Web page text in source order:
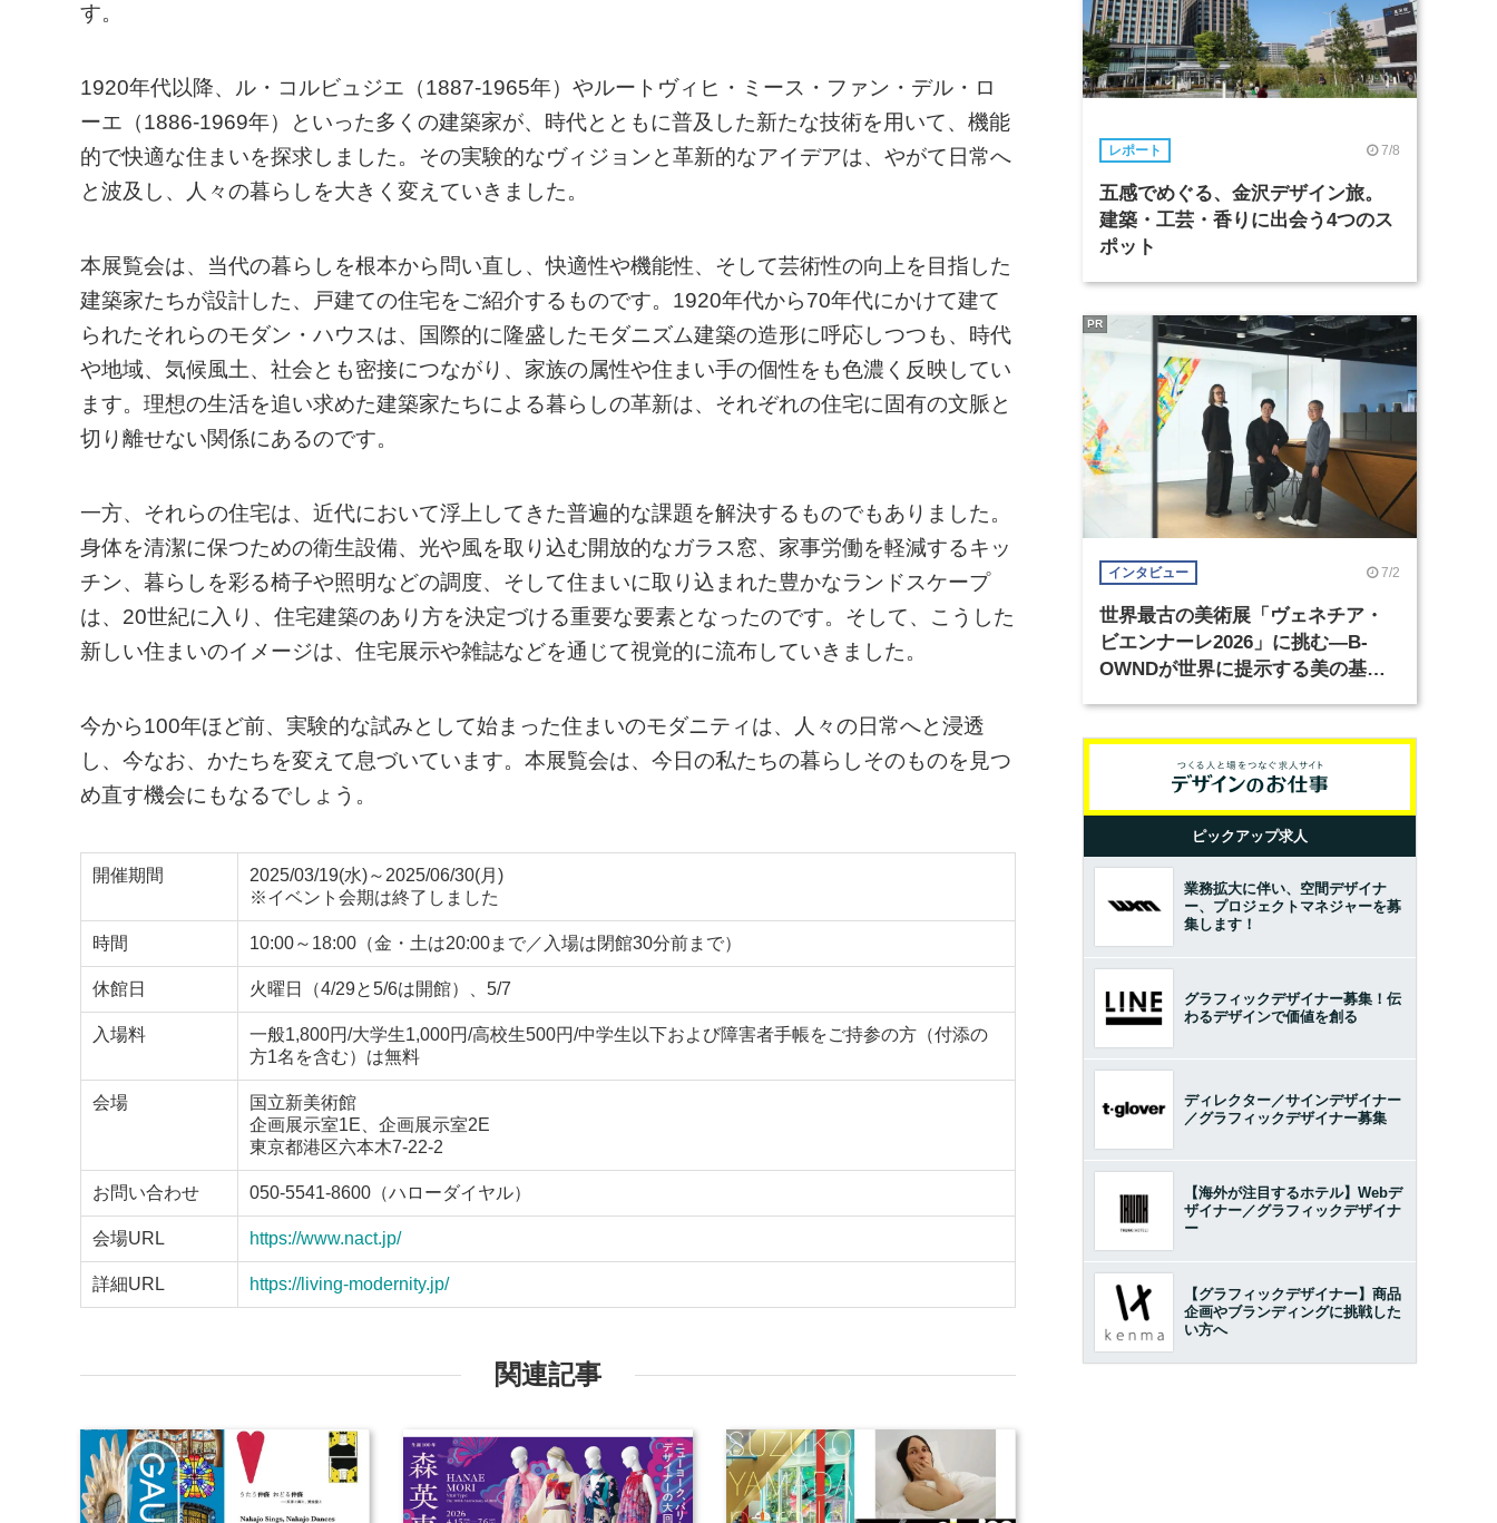
す。
1920年代以降、ル・コルビュジエ（1887-1965年）やルートヴィヒ・ミース・ファン・デル・ロ
ーエ（1886-1969年）といった多くの建築家が、時代とともに普及した新たな技術を用いて、機能
的で快適な住まいを探求しました。その実験的なヴィジョンと革新的なアイデアは、やがて日常へ
と波及し、人々の暮らしを大きく変えていきました。
本展覧会は、当代の暮らしを根本から問い直し、快適性や機能性、そして芸術性の向上を目指した
建築家たちが設計した、戸建ての住宅をご紹介するものです。1920年代から70年代にかけて建て
られたそれらのモダン・ハウスは、国際的に隆盛したモダニズム建築の造形に呼応しつつも、時代
や地域、気候風土、社会とも密接につながり、家族の属性や住まい手の個性をも色濃く反映してい
ます。理想の生活を追い求めた建築家たちによる暮らしの革新は、それぞれの住宅に固有の文脈と
切り離せない関係にあるのです。
一方、それらの住宅は、近代において浮上してきた普遍的な課題を解決するものでもありました。
身体を清潔に保つための衛生設備、光や風を取り込む開放的なガラス窓、家事労働を軽減するキッ
チン、暮らしを彩る椅子や照明などの調度、そして住まいに取り込まれた豊かなランドスケープ
は、20世紀に入り、住宅建築のあり方を決定づける重要な要素となったのです。そして、こうした
新しい住まいのイメージは、住宅展示や雑誌などを通じて視覚的に流布していきました。
今から100年ほど前、実験的な試みとして始まった住まいのモダニティは、人々の日常へと浸透
し、今なお、かたちを変えて息づいています。本展覧会は、今日の私たちの暮らしそのものを見つ
め直す機会にもなるでしょう。
開催期間
2025/03/19(水)～2025/06/30(月)
※イベント会期は終了しました
時間 10:00～18:00（金・土は20:00まで／入場は閉館30分前まで）
休館日 火曜日（4/29と5/6は開館）、5/7
入場料
一般1,800円/大学生1,000円/高校生500円/中学生以下および障害者手帳をご持参の方（付添の
方1名を含む）は無料
会場
国立新美術館
企画展示室1E、企画展示室2E
東京都港区六本木7-22-2
お問い合わせ 050-5541-8600（ハローダイヤル）
会場URL https://www.nact.jp/
詳細URL https://living-modernity.jp/
関連記事
レポート 7/8
五感でめぐる、金沢デザイン旅。
建築・工芸・香りに出会う4つのス
ポット
インタビュー 7/2
世界最古の美術展「ヴェネチア・
ビエンナーレ2026」に挑む―B-
OWNDが世界に提示する美の基準
PR
ピックアップ求人
業務拡大に伴い、空間デザイナ
ー、プロジェクトマネジャーを募
集します！
グラフィックデザイナー募集！伝
わるデザインで価値を創る
ディレクター／サインデザイナー
／グラフィックデザイナー募集
【海外が注目するホテル】Webデ
ザイナー／グラフィックデザイナ
ー
【グラフィックデザイナー】商品
企画やブランディングに挑戦した
い方へ